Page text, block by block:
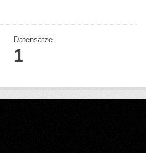
Datensätze
1